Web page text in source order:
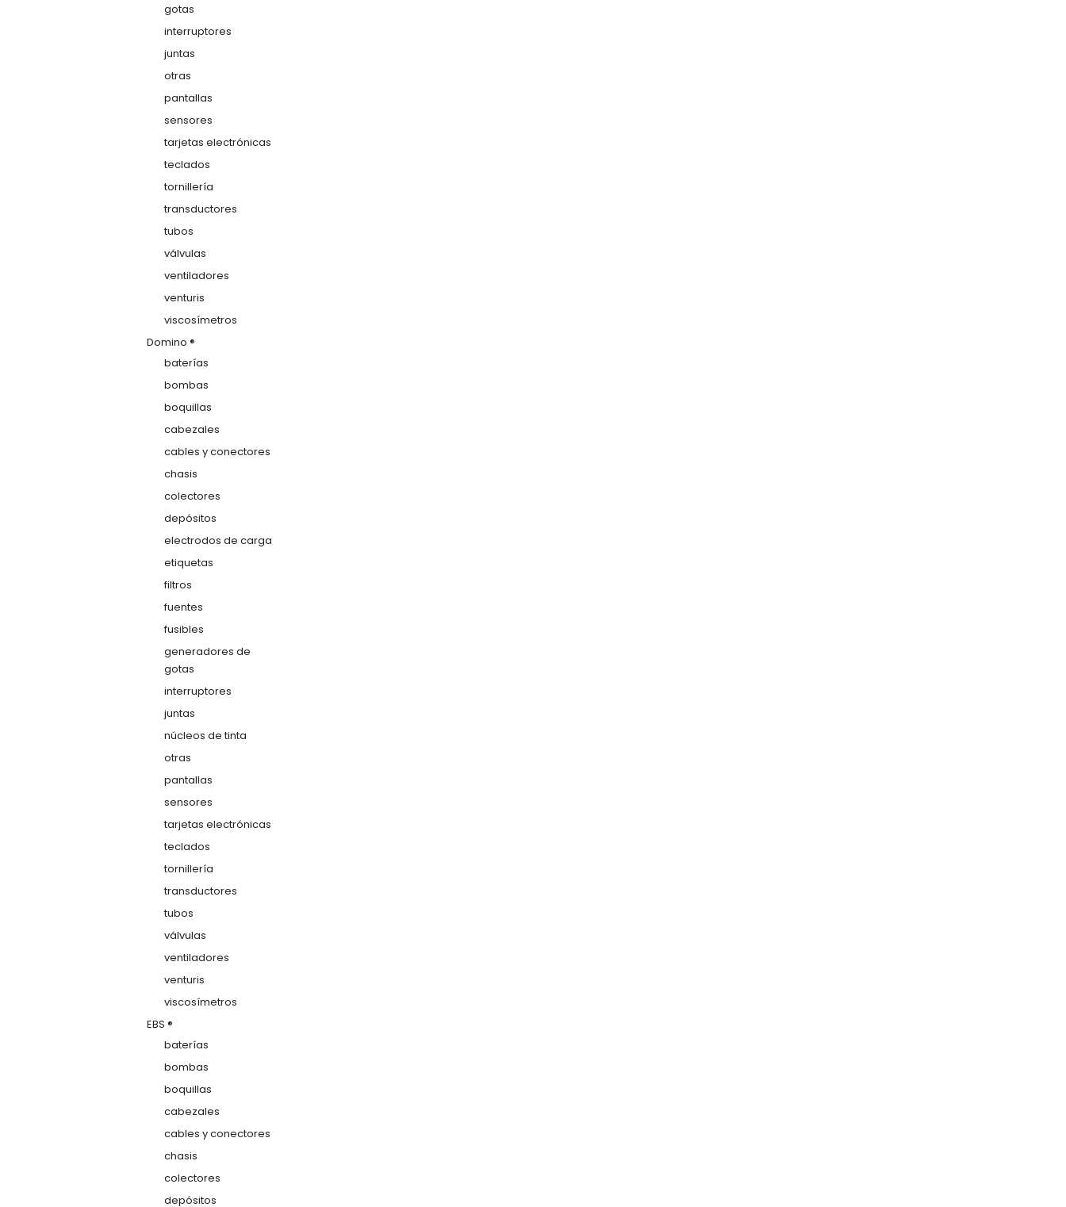
gotas
interruptores
juntas
otras
pantallas
sensores
tarjetas electrónicas
teclados
tornillería
transductores
tubos
válvulas
ventiladores
venturis
viscosímetros
Domino ®
baterías
bombas
boquillas
cabezales
cables y conectores
chasis
colectores
depósitos
electrodos de carga
etiquetas
filtros
fuentes
fusibles
generadores de
gotas
interruptores
juntas
núcleos de tinta
otras
pantallas
sensores
tarjetas electrónicas
teclados
tornillería
transductores
tubos
válvulas
ventiladores
venturis
viscosímetros
EBS ®
baterías
bombas
boquillas
cabezales
cables y conectores
chasis
colectores
depósitos